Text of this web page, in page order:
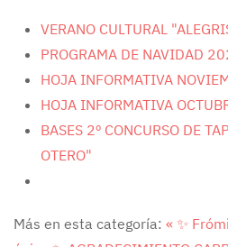
VERANO CULTURAL
PROGRAMA DE NAVIDAD
HOJA INFORMATIVA
HOJA INFORMATIVA
BASES 2º CONCURSO DE
OTERO"
Más en esta categoría: « ✨